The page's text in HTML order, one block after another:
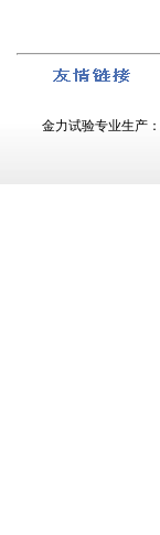
金力试验专业生产：